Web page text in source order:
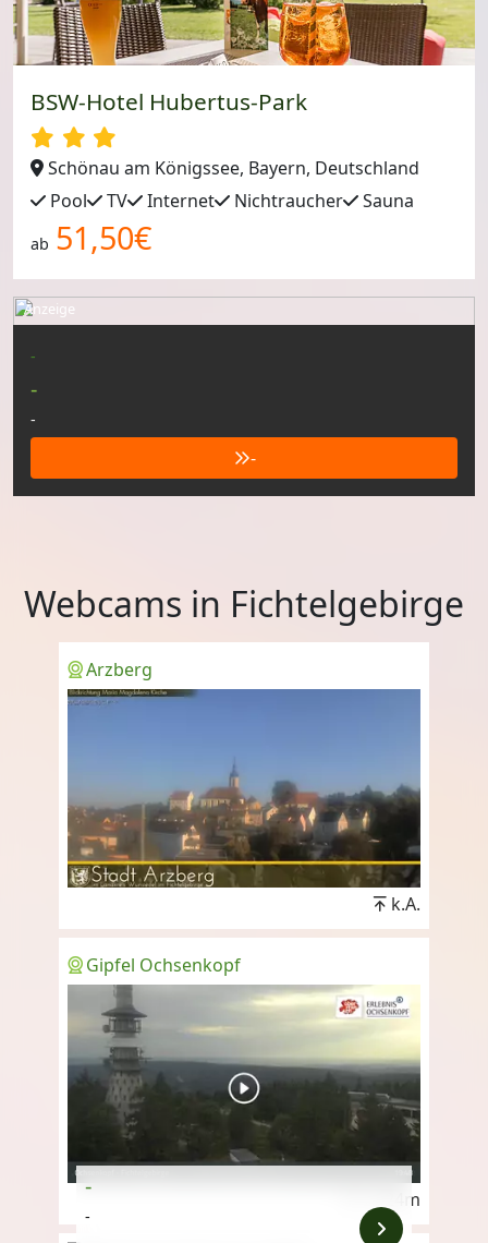
BSW-Hotel Hubertus-Park
Schönau am Königssee, Bayern, Deutschland
Pool
TV Internet Nichtraucher Sauna
ab 51,50€
-
-
-
-
Anzeige
Webcams in Fichtelgebirge
Arzberg
k.A.
Gipfel Ochsenkopf
1.024m
-
-